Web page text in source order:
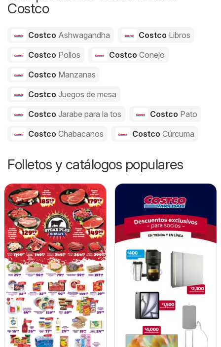
Costco
Costco Ashwagandha Costco Libros
Costco Pollos Costco Conejo
Costco Manzanas
Costco Juegos de mesa
Costco Jarabe para la tos Costco Pato
Costco Chabacanos Costco Cúrcuma
Folletos y catálogos populares